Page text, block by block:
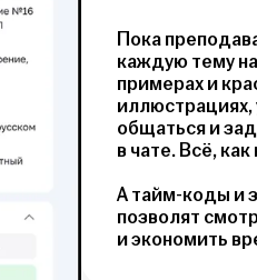
Пока
каждую тему
примерах и
иллюстрациях,
общаться и
в чате. Всё,
А тайм-коды и
позволят
и экономить